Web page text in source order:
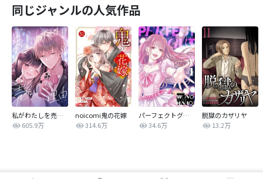
同じジャンルの人気作品
私がわたしを売る理由
605.9万
noicomi鬼の花嫁
314.6万
パーフェクトグリッター
34.6万
脱獄のカザリヤ
13.2万